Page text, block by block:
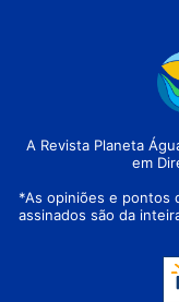
A Revista Planeta
em
*As opiniões e pontos
assinados são da